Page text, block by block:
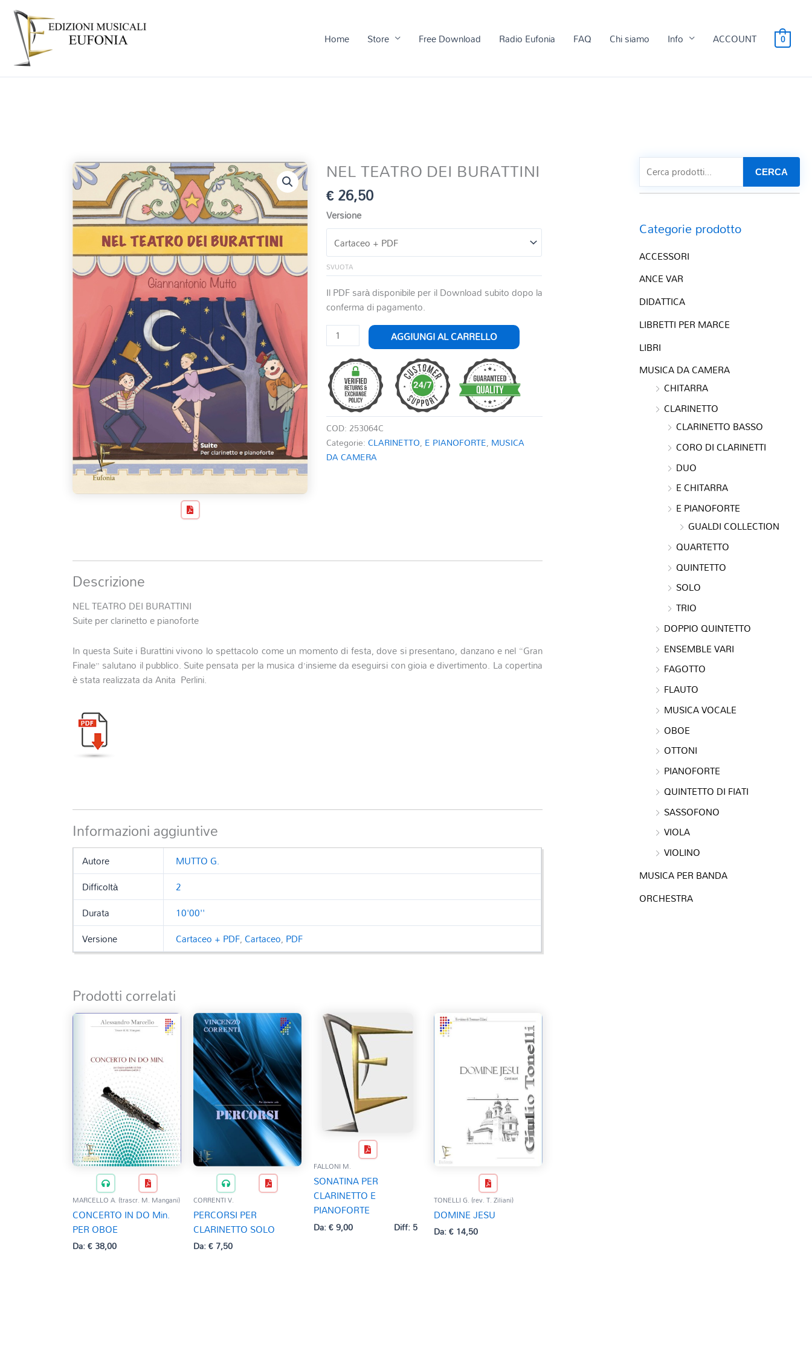
Home Store Free Download Radio Eufonia FAQ Chi siamo Info ACCOUNT 0
NEL TEATRO DEI BURATTINI
€26,50
Versione
SVUOTA
Il PDF sarà disponibile per il Download subito dopo la
conferma di pagamento.
NEL
TEATRO
DEI
BURATTINI
quantità
AGGIUNGI AL CARRELLO
COD: 253064C
Categorie:CLARINETTO, E PIANOFORTE, MUSICA
DA CAMERA
Descrizione
NEL TEATRO DEI BURATTINI
Suite per clarinetto e pianoforte
In questa Suite i Burattini vivono lo spettacolo come un momento di festa, dove si presentano, danzano e nel “Gran
Finale” salutano il pubblico. Suite pensata per la musica d’insieme da eseguirsi con gioia e divertimento. La copertina
è stata realizzata da Anita Perlini.
Informazioni aggiuntive
Autore
MUTTO G.
Difficoltà
2
Durata
10'00''
Versione
Cartaceo + PDF,Cartaceo, PDF
Prodotti correlati
MARCELLO A. (trascr. M. Mangani)
CONCERTO IN DO Min.
PER OBOE
Da:€38,00
CORRENTI V.
PERCORSI PER
CLARINETTO SOLO
Da:€7,50
FALLONI M.
SONATINA PER
CLARINETTO E
PIANOFORTE
Da:€9,00 Diff: 5
TONELLI G. (rev. T. Ziliani)
DOMINE JESU
Da:€14,50
CERCA
Categorie prodotto
ACCESSORI
ANCE VAR
DIDATTICA
LIBRETTI PER MARCE
LIBRI
MUSICA DA CAMERA
CHITARRA
CLARINETTO
CLARINETTO BASSO
CORO DI CLARINETTI
DUO
E CHITARRA
E PIANOFORTE
GUALDI COLLECTION
QUARTETTO
QUINTETTO
SOLO
TRIO
DOPPIO QUINTETTO
ENSEMBLE VARI
FAGOTTO
FLAUTO
MUSICA VOCALE
OBOE
OTTONI
PIANOFORTE
QUINTETTO DI FIATI
SASSOFONO
VIOLA
VIOLINO
MUSICA PER BANDA
ORCHESTRA